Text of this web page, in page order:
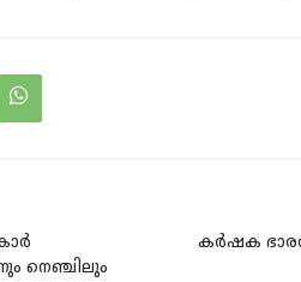
നെഞ്ചിലും
കർഷക